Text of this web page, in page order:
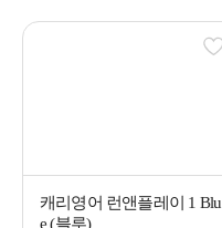
캐리영어 런앤플레이 1 Blu
e (블루)